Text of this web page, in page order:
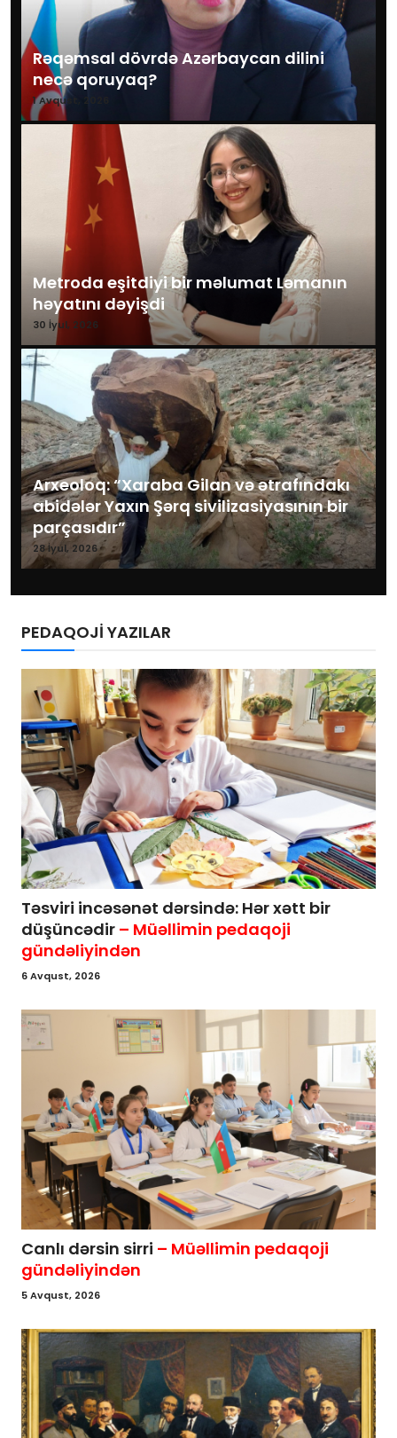
Rəqəmsal dövrdə Azərbaycan dilini
necə qoruyaq?
1 Avqust, 2026
Metroda eşitdiyi bir məlumat Ləmanın
həyatını dəyişdi
30 İyul, 2026
Arxeoloq: “Xaraba Gilan və ətrafındakı
abidələr Yaxın Şərq sivilizasiyasının bir
parçasıdır”
28 İyul, 2026
PEDAQOJİ YAZILAR
Təsviri incəsənət dərsində: Hər xətt bir
düşüncədir – Müəllimin pedaqoji
gündəliyindən
6 Avqust, 2026
Canlı dərsin sirri – Müəllimin pedaqoji
gündəliyindən
5 Avqust, 2026